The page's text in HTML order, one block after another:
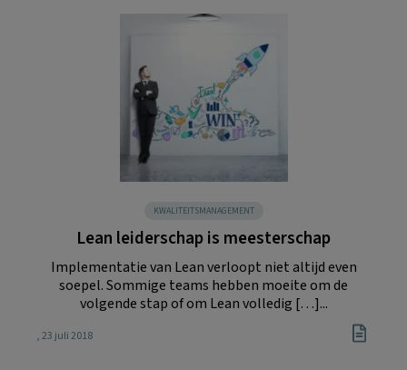
KWALITEITSMANAGEMENT
Lean leiderschap is meesterschap
Implementatie van Lean verloopt niet altijd even
soepel. Sommige teams hebben moeite om de
volgende stap of om Lean volledig […]...
, 23 juli 2018